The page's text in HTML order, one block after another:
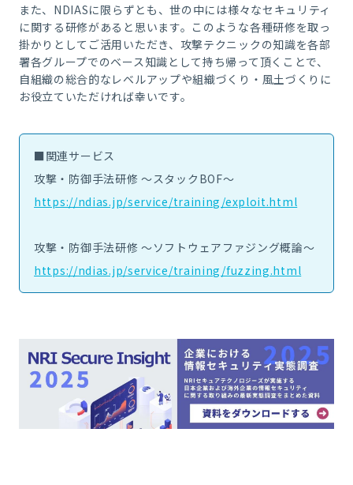
また、NDIASに限らずとも、世の中には様々なセキュリティ
に関する研修があると思います。このような各種研修を取っ
掛かりとしてご活用いただき、攻撃テクニックの知識を各部
署各グループでのベース知識として持ち帰って頂くことで、
自組織の総合的なレベルアップや組織づくり・風土づくりに
お役立ていただければ幸いです。
■関連サービス
攻撃・防御手法研修 ～スタックBOF～
https://ndias.jp/service/training/exploit.html
攻撃・防御手法研修 ～ソフトウェアファジング概論～
https://ndias.jp/service/training/fuzzing.html